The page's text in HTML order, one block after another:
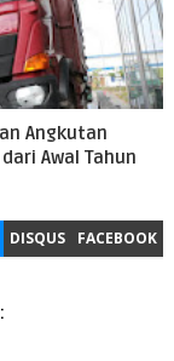
Angkutan
Awal Tahun
DISQUS FACEBOOK